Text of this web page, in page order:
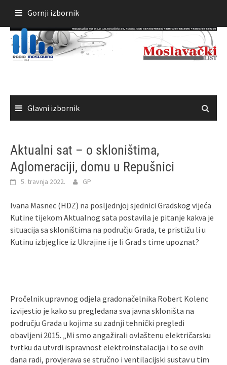
sadržaja
Gornji izbornik
Glavni izbornik
Aktualni sat – o skloništima,
Aglomeraciji, domu u Repušnici
5. travnja 2022. GP
Ivana Masnec (HDZ) na posljednjoj sjednici Gradskog vijeća
Kutine tijekom Aktualnog sata postavila je pitanje kakva je
situacija sa skloništima na području Grada, te pristižu li u
Kutinu izbjeglice iz Ukrajine i je li Grad s time upoznat?
Pročelnik upravnog odjela gradonačelnika Robert Kolenc
izvijestio je kako su pregledana sva javna skloništa na
području Grada u kojima su zadnji tehnički pregledi
obavljeni 2015. „Mi smo angažirali ovlaštenu električarsku
tvrtku da utvrdi ispravnost elektroinstalacija i to se ovih
dana radi, provjerava se stručno i ventilacijski sustav u tim